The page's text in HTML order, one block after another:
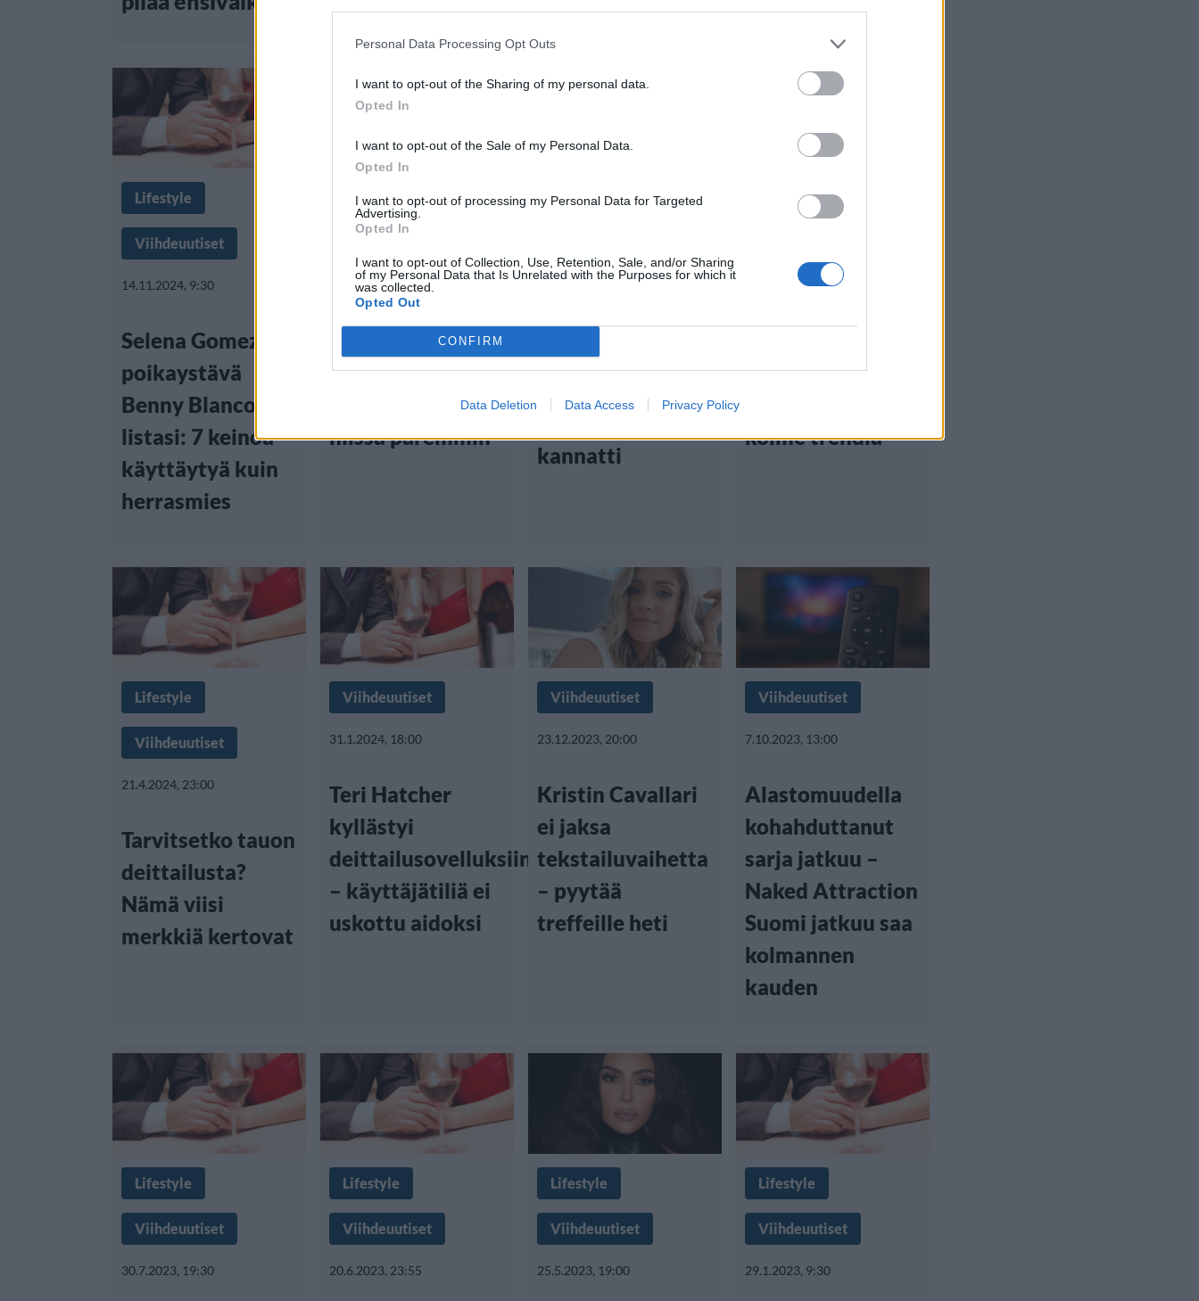
Personal Data Processing Opt Outs
I want to opt-out of the Sharing of my personal data.
Opted In
I want to opt-out of the Sale of my Personal Data.
Opted In
I want to opt-out of processing my Personal Data for Targeted
Advertising.
Opted In
I want to opt-out of Collection, Use, Retention, Sale, and/or Sharing
of my Personal Data that Is Unrelated with the Purposes for which it
was collected.
Opted Out
CONFIRM
Data Deletion Data Access Privacy Policy
Lifestyle
Viihdeuutiset
14.11.2024, 9:30
Selena Gomezin
poikaystävä
Benny Blanco
listasi: 7 keinoa
käyttäytyä kuin
herrasmies
Lifestyle
22.10.2024, 15:00
Deittisovellukset
ovat tätä päivää
– näin pärjäät
niissä paremmin
Viihdeuutiset
kuvauksissa upea
lopputulos –
neljän tunnin
kannatti
Lifestyle
20.5.2024, 16:00
Ota haltuun
kolme trendiä
Lifestyle
Viihdeuutiset
21.4.2024, 23:00
Tarvitsetko tauon
deittailusta?
Nämä viisi
merkkiä kertovat
Viihdeuutiset
31.1.2024, 18:00
Teri Hatcher
kyllästyi
deittailusovelluksiin
– käyttäjätiliä ei
uskottu aidoksi
Viihdeuutiset
23.12.2023, 20:00
Kristin Cavallari
ei jaksa
tekstailuvaihetta
– pyytää
treffeille heti
Viihdeuutiset
7.10.2023, 13:00
Alastomuudella
kohahduttanut
sarja jatkuu –
Naked Attraction
Suomi jatkuu saa
kolmannen
kauden
Lifestyle
Viihdeuutiset
30.7.2023, 19:30
Lifestyle
Viihdeuutiset
20.6.2023, 23:55
Lifestyle
Viihdeuutiset
25.5.2023, 19:00
Lifestyle
Viihdeuutiset
29.1.2023, 9:30